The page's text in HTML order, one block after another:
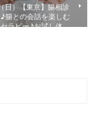
日）【東京】腸相診
腸との会話を楽しむ
ラピー♪お試し体…